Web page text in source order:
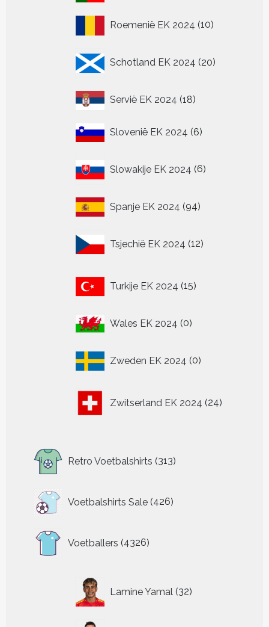
Roemenië EK 2024 1010
Schotland EK 2024 20
producten
Servië EK 2024 1818
Slovenië EK 2024 66
Slowakije EK 2024 6
producten
Spanje EK 2024 9494
Tsjechië EK 2024 12
producten
Turkije EK 2024 15
producten
Wales EK 2024 00
Zweden EK 2024 0
producten
Zwitserland EK 2024 24
producten
Retro Voetbalshirts 313
producten
Voetbalshirts Sale 426
426
producten
Voetballers 4326
producten
Lamine Yamal 32
producten